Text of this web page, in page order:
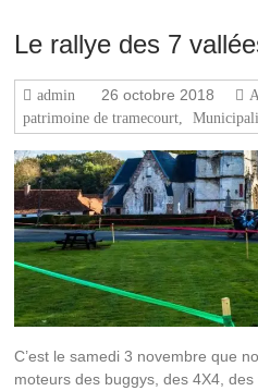
Le rallye des 7
admin 26 octobre 2018
patrimoine de tramecourt,
C’est le samedi 3 novembre que
moteurs des buggys, des 4X4,